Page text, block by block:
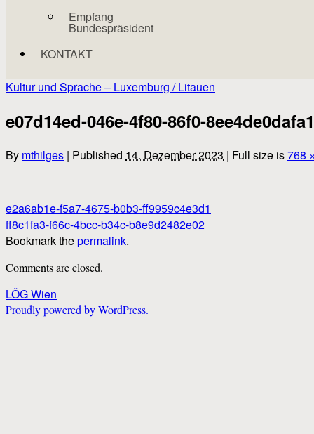
Empfang
Bundespräsident
KONTAKT
Kultur und Sprache – Luxemburg / Litauen
e07d14ed-046e-4f80-86f0-8ee4de0dafa1
By mthilges | Published 14. Dezember 2023 | Full size is768
e2a6ab1e-f5a7-4675-b0b3-ff9959c4e3d1
ff8c1fa3-f66c-4bcc-b34c-b8e9d2482e02
Bookmark thepermalink.
Comments are closed.
LÖG Wien
Proudly powered by WordPress.